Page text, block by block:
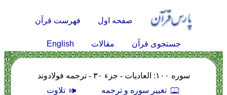
صفحه اول فهرست قرآن
جستجوی قرآن مقالات English
سوره ۱۰۰: العاديات - جزء ۳۰ - ترجمه فولادوند
تغيير سوره و ترجمه
تلاوت